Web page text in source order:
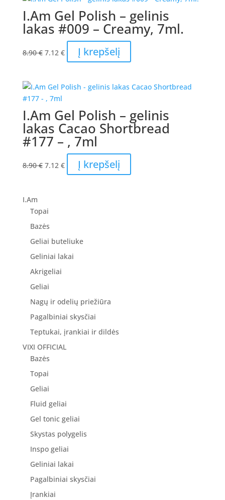
I.Am Gel Polish – gelinis
lakas #009 – Creamy, 7ml.
8.90€ Original
8.90 €.
7.12 €Current
price
7.12 €.
Į krepšelį
I.Am Gel Polish – gelinis
lakas Cacao Shortbread
#177 – , 7ml
8.90€ Original
7.12 €Current
price
Į krepšelį
I.Am
Topai
Bazės
Geliai buteliuke
Geliniai lakai
Akrigeliai
Geliai
Nagų ir odelių priežiūra
Pagalbiniai skysčiai
Teptukai, įrankiai ir dildės
VIXI OFFICIAL
Bazės
Topai
Geliai
Fluid geliai
Gel tonic geliai
Skystas polygelis
Inspo geliai
Geliniai lakai
Pagalbiniai skysčiai
Įrankiai